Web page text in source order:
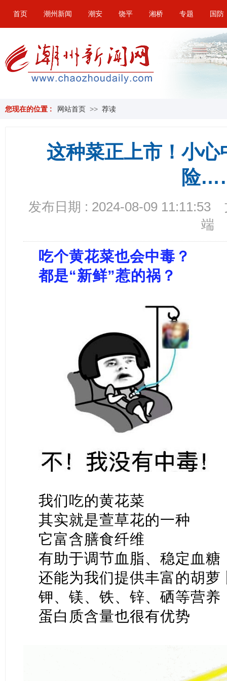
首页 潮州新闻 潮安 饶平 湘桥 专题 国防
您现在的位置 : 网站首页 >> 荐读
这种菜正上市！小
险
发布日期 : 2024-08-09 11:11:53
端
吃个黄花菜也会中毒？
都是“新鲜”惹的祸？
我们吃的黄花菜
其实就是萱草花的一种
它富含膳食纤维
有助于调节血脂、稳定血糖
还能为我们提供丰富的胡萝
钾、镁、铁、锌、硒等营养
蛋白质含量也很有优势